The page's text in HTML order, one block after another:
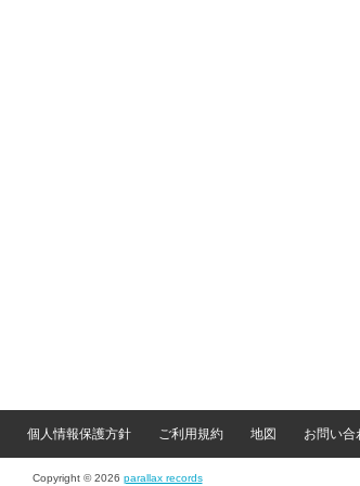
個人情報保護方針 ご利用規約 地図 お問い合
Copyright © 2026 parallax records